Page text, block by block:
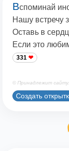
Вспоминай
Нашу встречу
Оставь в
Если это
331
© Принадлежит
Создать